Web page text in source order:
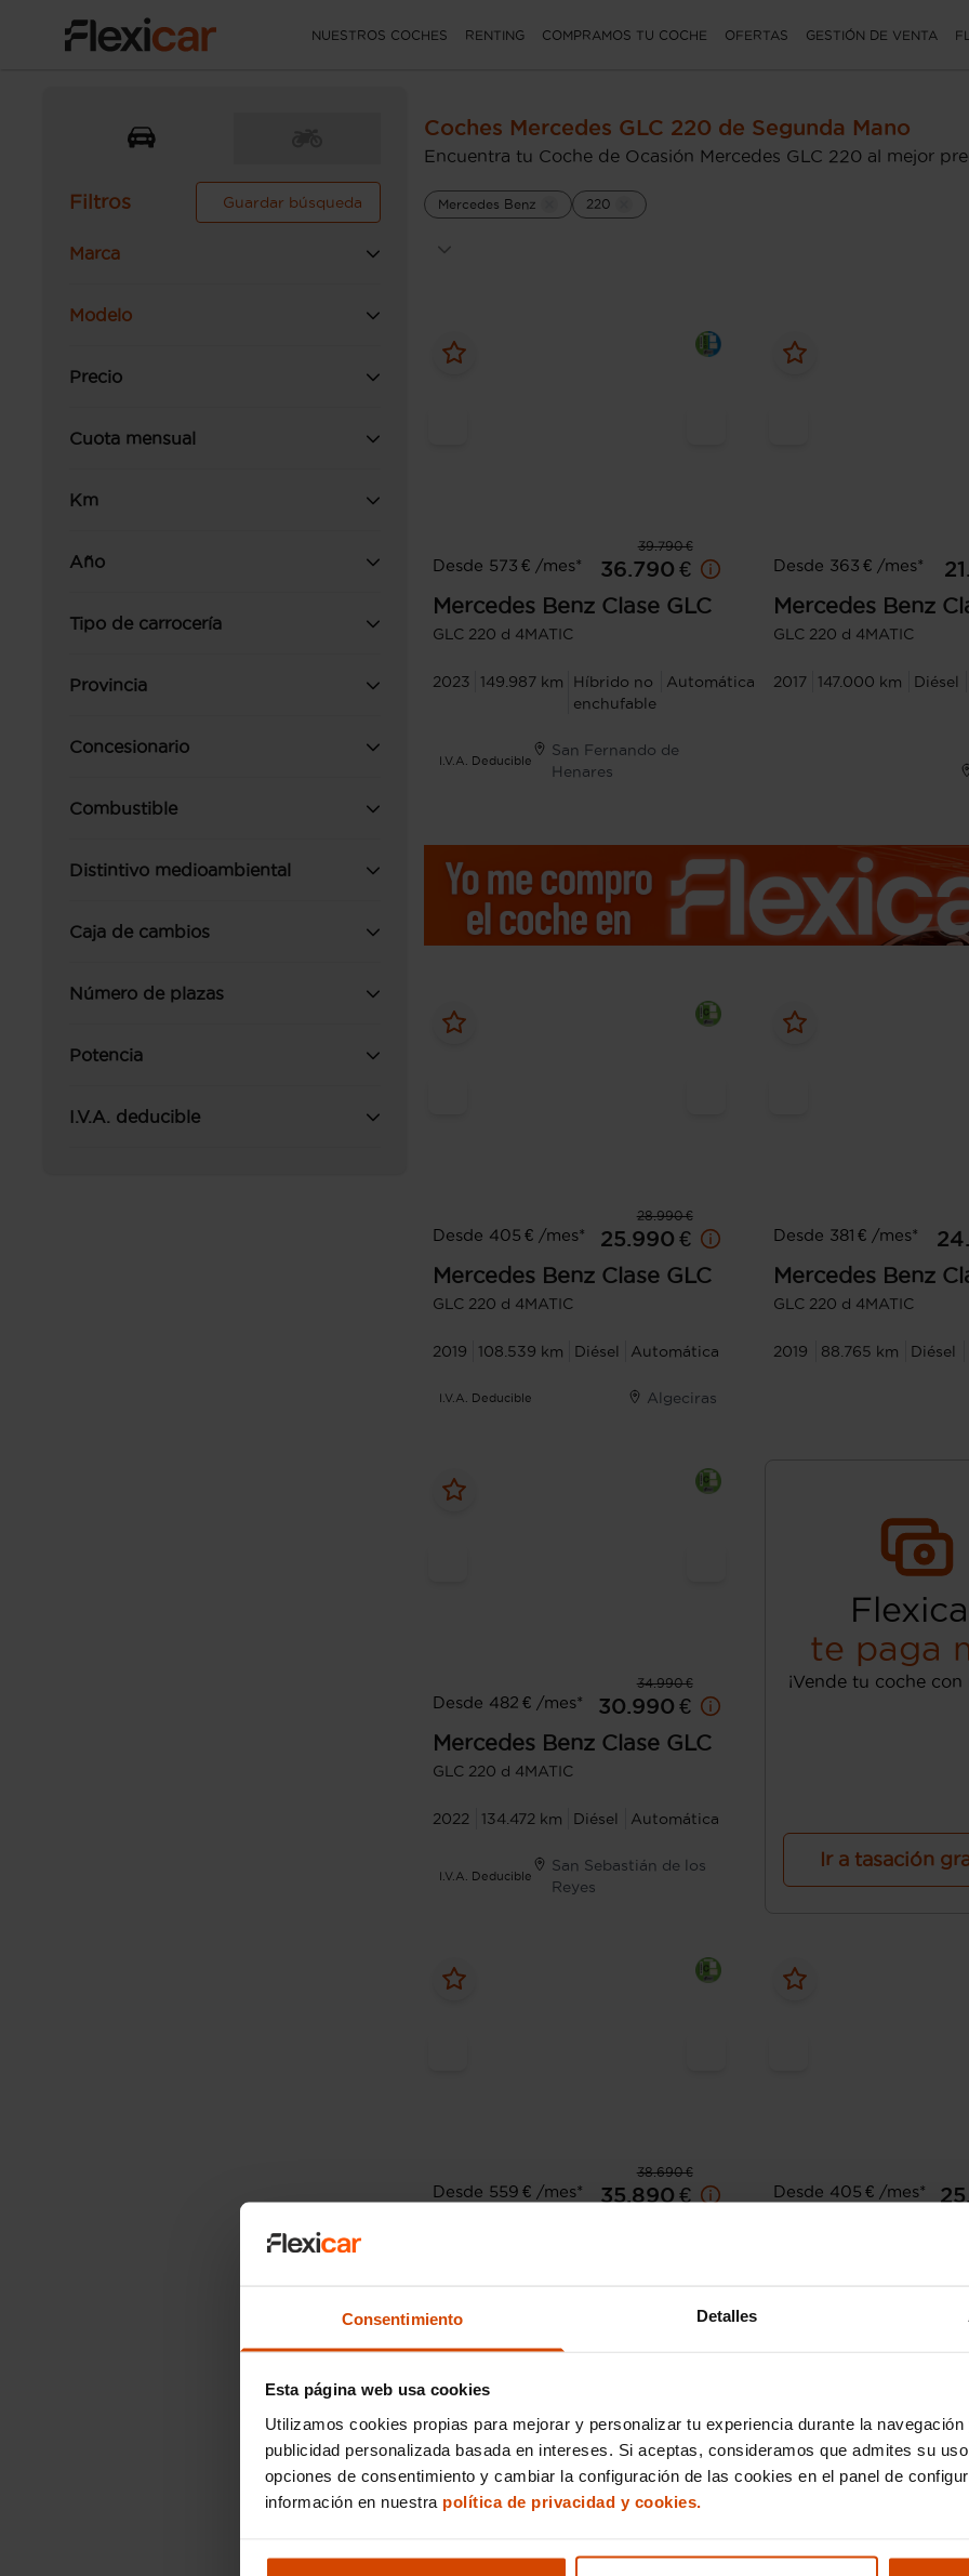
Consentimiento Detalles
Esta página web usa cookies
Utilizamos cookies propias para mejorar y personalizar tu experiencia durante la
publicidad personalizada basada en intereses. Si aceptas, consideramos que admites su
opciones de consentimiento y cambiar la configuración de las cookies en el panel de
información en nuestra política de privacidad y cookies.
NUESTROS COCHES RENTING COMPRAMOS TU COCHE OFERTAS GESTIÓN DE VENTA
Filtros Guardar búsqueda
Marca
Modelo
Precio
Cuota mensual
Km
Año
Tipo de carrocería
Provincia
Concesionario
Combustible
Distintivo medioambiental
Caja de cambios
Número de plazas
Potencia
I.V.A. deducible
Coches Mercedes GLC 220 de Segunda Mano
Encuentra tu Coche de Ocasión Mercedes GLC 220 al mejor
Mercedes Benz 220
39.790 €
Desde 573 € /mes*
36.790 €
Mercedes Benz Clase GLC
GLC 220 d 4MATIC
2023 149.987 km
Híbrido no
enchufable
Automática
I.V.A. Deducible
San Fernando de
Henares
Desde 363 € /mes*
Mercedes Benz
GLC 220 d 4MATIC
2017 147.000 km Diésel
28.990 €
Desde 405 € /mes*
25.990 €
Mercedes Benz Clase GLC
GLC 220 d 4MATIC
2019 108.539 km Diésel Automática
I.V.A. Deducible Algeciras
Desde 381 € /mes*
Mercedes Benz
GLC 220 d 4MATIC
2019 88.765 km Diésel
34.990 €
Desde 482 € /mes*
30.990 €
Mercedes Benz Clase GLC
GLC 220 d 4MATIC
2022 134.472 km Diésel Automática
I.V.A. Deducible
San Sebastián de los
Reyes
te paga
¡Vende tu coche con
Ir a tasación
38.690 €
Desde 559 € /mes*
35.890 €
Automática
Desde 405 € /mes*